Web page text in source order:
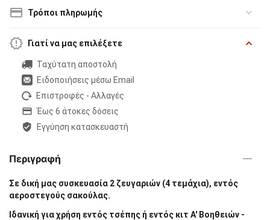
Τρόποι πληρωμής
Γιατί να μας επιλέξετε
Ταχύτατη αποστολή
Ειδοποιήσεις μέσω Email
Επιστροφές - Αλλαγές
Έως 6 άτοκες δόσεις
Εγγύηση κατασκευαστή
Περιγραφή
Σε δική μας συσκευασία 2 ζευγαριών (4 τεμάχια), εντός
αεροστεγούς σακούλας.
Ιδανική για χρήση εντός τσέπης ή εντός κιτ Α' Βοηθειών -